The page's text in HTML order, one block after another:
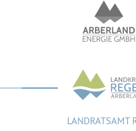
LANDRATSAMT